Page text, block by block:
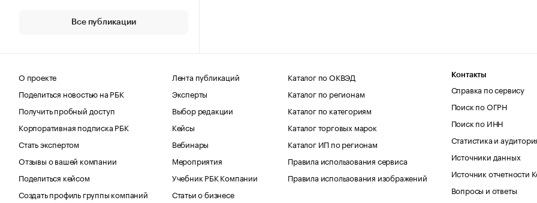
Все публикации
О проекте
Поделиться новостью на РБК
Получить пробный доступ
Корпоративная подписка РБК
Стать экспертом
Отзывы о вашей компании
Поделиться кейсом
Создать профиль группы компаний
Лента публикаций
Эксперты
Выбор редакции
Кейсы
Вебинары
Мероприятия
Учебник РБК Компании
Статьи о бизнесе
Каталог по ОКВЭД
Каталог по регионам
Каталог по категориям
Каталог торговых марок
Каталог ИП по регионам
Правила использования сервиса
Правила использования изображений
Контакты
Справка по сервису
Поиск по ОГРН
Поиск по ИНН
Статистика и
Источники данных
Источник отчетности
Вопросы и ответы